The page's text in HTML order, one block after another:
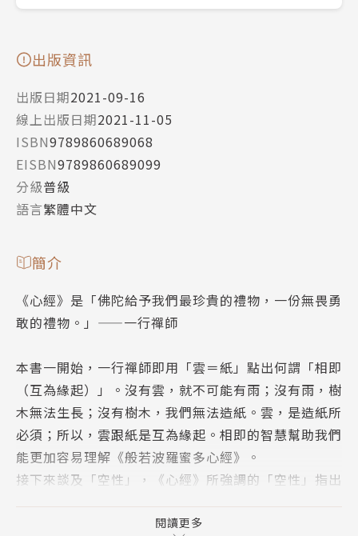
出版資訊
出版日期2021-09-16
線上出版日期2021-11-05
ISBN9789860689068
EISBN9789860689099
分級普級
語言繁體中文
簡介
《心經》是「佛陀給予我們最珍貴的禮物，一份無畏勇
敢的禮物。」——一行禪師
本書一開始，一行禪師即用「雲＝紙」點出何謂「相即
（互為緣起）」。沒有雲，就不可能有雨；沒有雨，樹
木無法生長；沒有樹木，我們無法造紙。雲，是造紙所
必須；所以，雲跟紙是互為緣起。相即的智慧幫助我們
能更加容易理解《般若波羅蜜多心經》。
接下來談及「空性」，《心經》所強調的「空性」指出
到空便會與空無聯想在一起，進而生起惶恐的心，而這
閱讀更多